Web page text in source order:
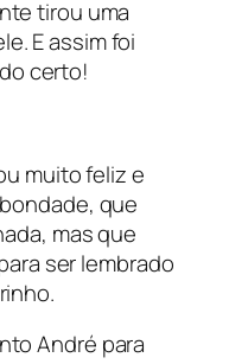
tirou uma
E assim foi
certo!
muito feliz e
que
mas que
ser lembrado